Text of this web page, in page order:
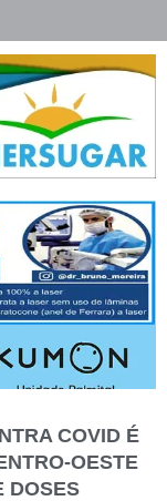
COVID É
OESTE
DOSES